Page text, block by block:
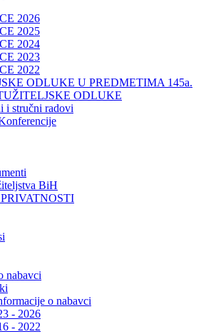
2026
2025
2024
2023
2022
ODLUKE U PREDMETIMA 145a.
ODLUKE
i stručni radovi
BiH
nabavci
o nabavci
- 2026
- 2022